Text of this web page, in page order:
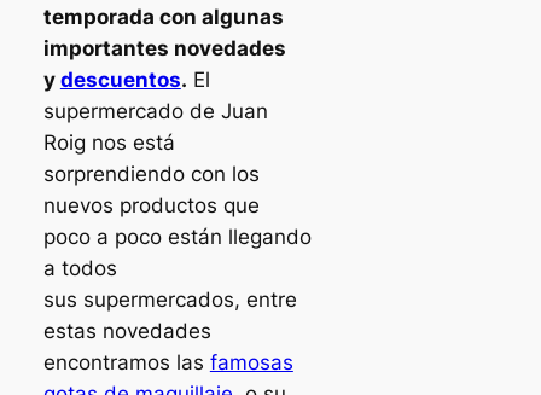
temporada con algunas
importantes novedades
y descuentos. El
supermercado de Juan
Roig nos está
sorprendiendo con los
nuevos productos que
poco a poco están llegando
a todos
sus supermercados, entre
estas novedades
encontramos las famosas